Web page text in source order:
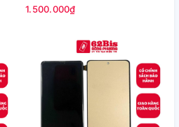
1.500.000₫